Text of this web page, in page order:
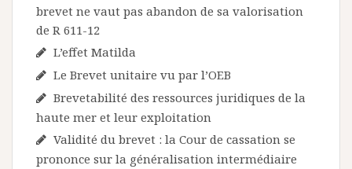
brevet ne vaut pas abandon de sa valorisation
de R 611-12
L’effet Matilda
Le Brevet unitaire vu par l’OEB
Brevetabilité des ressources juridiques de la
haute mer et leur exploitation
Validité du brevet : la Cour de cassation se
prononce sur la généralisation intermédiaire